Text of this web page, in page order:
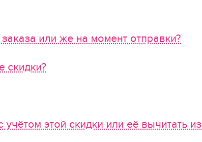
или же на момент отправки?
скидки?
этой скидки или её вычитать из